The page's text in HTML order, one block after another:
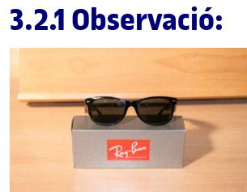
3.2.1 Observació: